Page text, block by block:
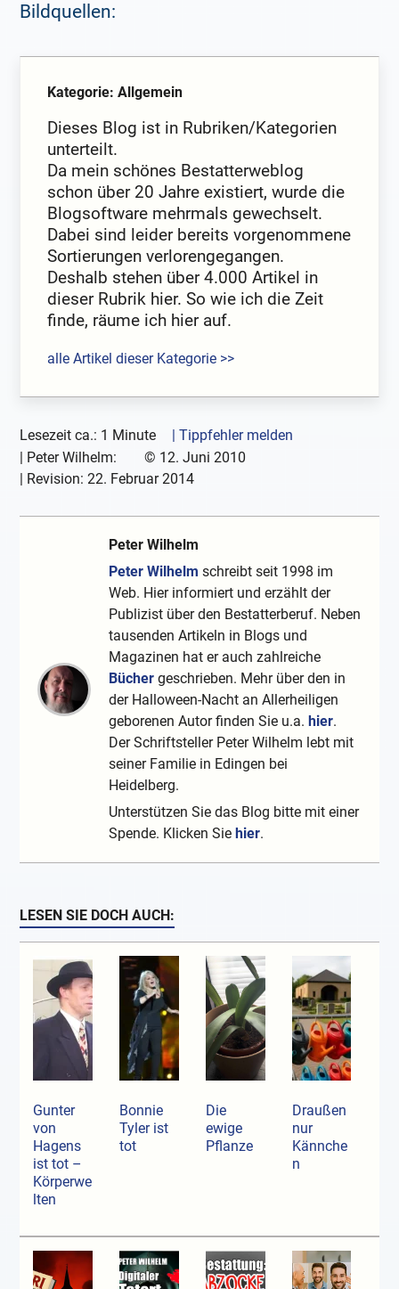
Bildquellen:
Kategorie: Allgemein
Dieses Blog ist in Rubriken/Kategorien
unterteilt.
Da mein schönes Bestatterweblog
schon über 20 Jahre existiert, wurde die
Blogsoftware mehrmals gewechselt.
Dabei sind leider bereits vorgenommene
Sortierungen verlorengegangen.
Deshalb stehen über 4.000 Artikel in
dieser Rubrik hier. So wie ich die Zeit
finde, räume ich hier auf.
alle Artikel dieser Kategorie >>
Lesezeit ca.: 1 Minute
| Tippfehler melden
Peter Wilhelm: © 12. Juni 2010
| Revision:22. Februar 2014
Peter Wilhelm
Peter Wilhelm schreibt seit 1998 im
Web. Hier informiert und erzählt der
Publizist über den Bestatterberuf. Neben
tausenden Artikeln in Blogs und
Magazinen hat er auch zahlreiche
Bücher geschrieben. Mehr über den in
der Halloween-Nacht an Allerheiligen
geborenen Autor finden Sie u.a. hier.
Der Schriftsteller Peter Wilhelm lebt mit
seiner Familie in Edingen bei
Heidelberg.
Unterstützen Sie das Blog bitte mit einer
Spende. Klicken Sie hier.
LESEN SIE DOCH AUCH:
Gunter
von
Hagens
ist tot –
Körperwe
lten
Bonnie
Tyler ist
tot
Die
ewige
Pflanze
Draußen
nur
Kännche
n